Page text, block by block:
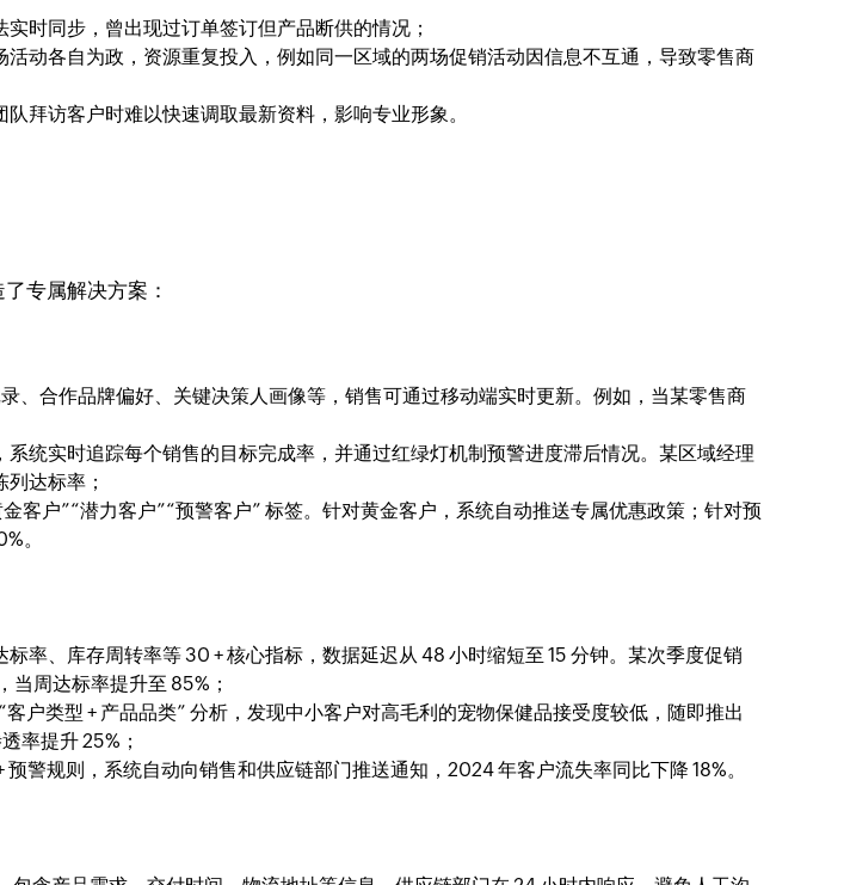
时同步，曾出现过订单签订但产品断供的情况；
动各自为政，资源重复投入，例如同一区域的两场促销活动因信息不互通，导致零售商
拜访客户时难以快速调取最新资料，影响专业形象。
专属解决方案：
、合作品牌偏好、关键决策人画像等，销售可通过移动端实时更新。例如，当某零售商
统实时追踪每个销售的目标完成率，并通过红绿灯机制预警进度滞后情况。某区域经理
达标率；
客户”“潜力客户”“预警客户” 标签。针对黄金客户，系统自动推送专属优惠政策；针对预
。
率、库存周转率等 30 + 核心指标，数据延迟从 48 小时缩短至 15 分钟。某次季度促销
周达标率提升至 85%；
户类型 + 产品品类” 分析，发现中小客户对高毛利的宠物保健品接受度较低，随即推出
率提升 25%；
警规则，系统自动向销售和供应链部门推送通知，2024 年客户流失率同比下降 18%。